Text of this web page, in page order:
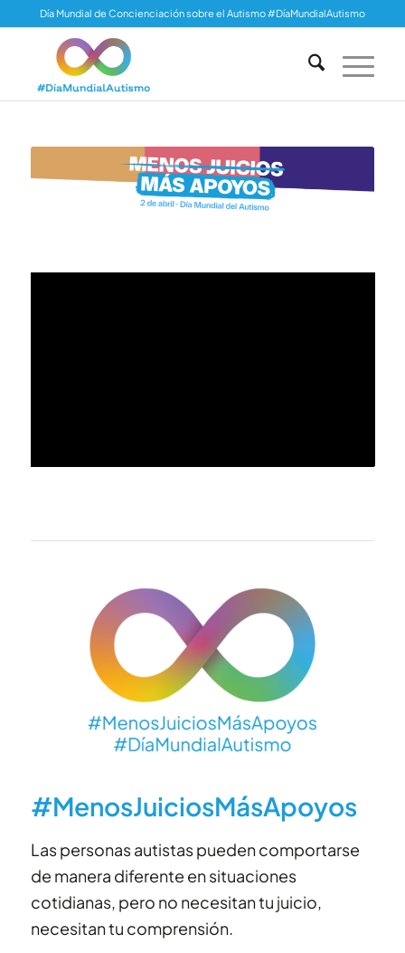
Día Mundial de Concienciación sobre el Autismo #DíaMundialAutismo
#MenosJuiciosMásApoyos
Las personas autistas pueden comportarse
de manera diferente en situaciones
cotidianas, pero no necesitan tu juicio,
necesitan tu comprensión.